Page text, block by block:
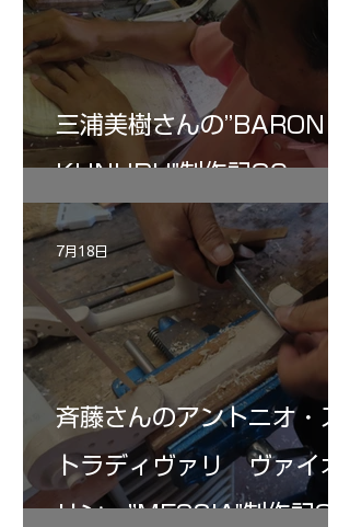
三浦美樹さんの”BARON・
KUNUPU"制作記30
斉藤さんのアントニオ・ス
トラディヴァリ ヴァイオ
リン ”MESSIA"制作記32
7月18日